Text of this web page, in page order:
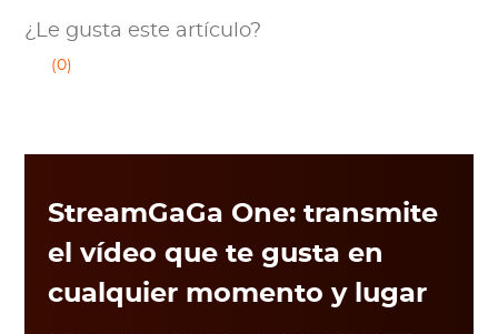
¿Le gusta este artículo?
(0)
StreamGaGa One: transmite
el vídeo que te gusta en
cualquier momento y lugar